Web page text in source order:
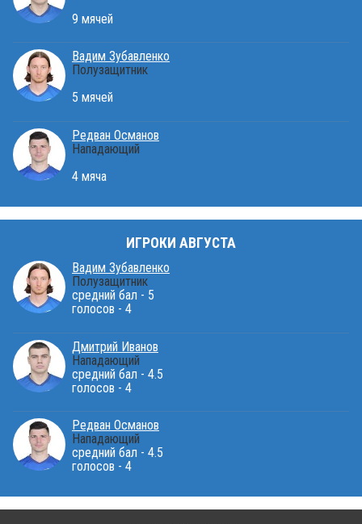
9 мячей
Вадим Зубавленко
Полузащитник
5 мячей
Редван Османов
Нападающий
4 мяча
ИГРОКИ АВГУСТА
Вадим Зубавленко
Полузащитник
средний бал - 5
голосов - 4
Дмитрий Иванов
Нападающий
средний бал - 4.5
голосов - 4
Редван Османов
Нападающий
средний бал - 4.5
голосов - 4